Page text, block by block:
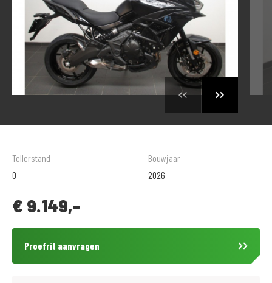
Tellerstand
0
Bouwjaar
2026
€ 9.149,-
Proefrit aanvragen